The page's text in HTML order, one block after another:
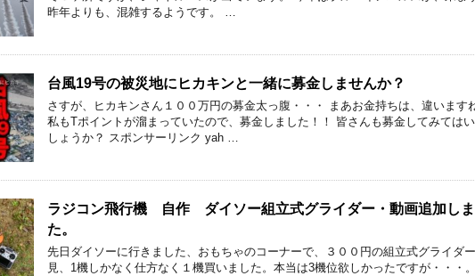
昨年よりも、混雑するようです。 …
台風19号の被災地にヒカキンと一緒に募金しませんか？
さすが、ヒカキンさん１００万円の募金太っ腹・・・ まあお金持ちは、違います
私もTポイントが溜まっていたので、募金しました！！ 皆さんも募金してみては
しょうか？ スポンサーリンク yah …
ラジコン飛行機 自作 ダイソー組立式グライダー・動画追加し
た。
先日ダイソーに行きました、おもちゃのコーナーで、３００円の組立式グライダ
見、1機しかなく仕方なく１機買いました。本当は3機位欲しかったですが・・・